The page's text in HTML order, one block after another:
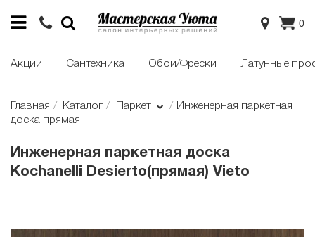
0
Акции Сантехника Обои/Фрески Латунные
Главная Каталог Паркет
Инженерная паркетная
доска прямая
Инженерная паркетная доска
Kochanelli Desierto(прямая) Vieto